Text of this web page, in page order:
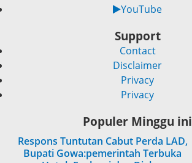
YouTube
Support
Contact
Disclaimer
Privacy
Privacy
Populer Minggu ini
Respons Tuntutan Cabut Perda LAD,
Bupati Gowa:pemerintah Terbuka